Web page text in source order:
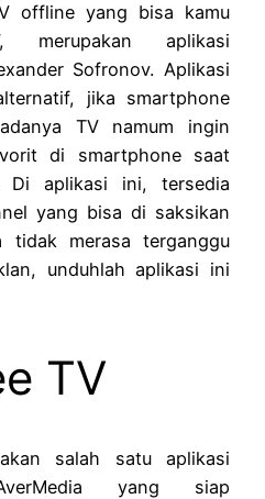
offline yang bisa kamu
aplikasi
Sofronov. Aplikasi
jika smartphone
TV namum ingin
di smartphone saat
Di aplikasi ini, tersedia
yang bisa di saksikan
tidak merasa terganggu
unduhlah aplikasi ini
TV
salah satu aplikasi
yang siap